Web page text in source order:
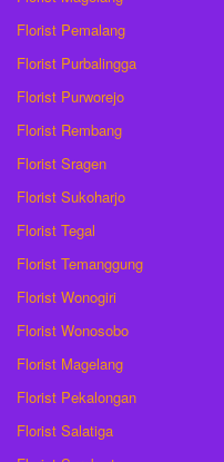
Florist Pemalang
Florist Purbalingga
Florist Purworejo
Florist Rembang
Florist Sragen
Florist Sukoharjo
Florist Tegal
Florist Temanggung
Florist Wonogiri
Florist Wonosobo
Florist Magelang
Florist Pekalongan
Florist Salatiga